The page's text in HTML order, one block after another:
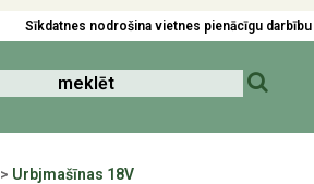
Sīkdatnes nodrošina vietnes pienācīgu darbību
> Urbjmašīnas 18V